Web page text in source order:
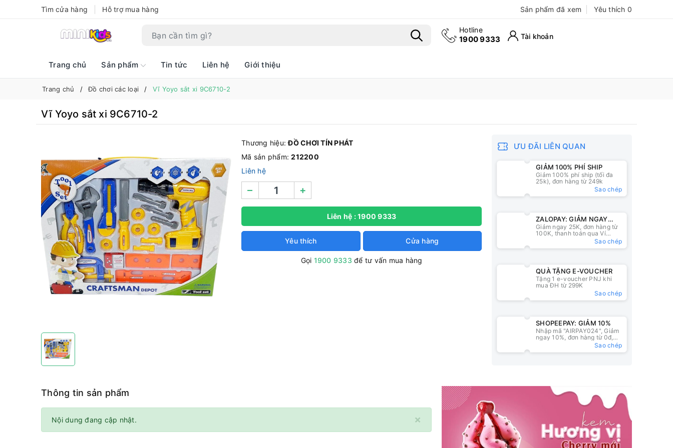
Tìm cửa hàng Hỗ trợ mua hàng Sản phẩm đã xem Yêu thích 0
Hotline
1900 9333 Tài khoản
Trang chủ Sản phẩm Tin tức Liên hệ Giới thiệu
Trang chủ Đồ chơi các loại Vĩ Yoyo sắt xi 9C6710-2
Vĩ Yoyo sắt xi 9C6710-2
Thương hiệu:ĐỒ CHƠI TÍN PHÁT
Mã sản phẩm:212200
Liên hệ
– +
Liên hệ : 1900 9333
Yêu thích Cửa hàng
Gọi 1900 9333 để tư vấn mua hàng
ƯU ĐÃI LIÊN QUAN
GIẢM 100% PHÍ SHIP
Giảm 100% phí ship (tối đa
25k), đơn hàng từ 249k
Sao chép
ZALOPAY: GIẢM NGAY
25K
Giảm ngay 25K, đơn hàng từ
100K, thanh toán qua Ví
Sao chép
QUÀ TẶNG E-VOUCHER
Tặng 1 e-voucher PNJ khi
mua ĐH từ 299K
Sao chép
SHOPEEPAY: GIẢM 10%
Nhập mã "AIRPAY024", Giảm
ngay 10%, đơn hàng từ 0đ,
nhập mã tại ví ShopeePay
Sao chép
Thông tin sản phẩm
×
Nội dung đang cập nhật.